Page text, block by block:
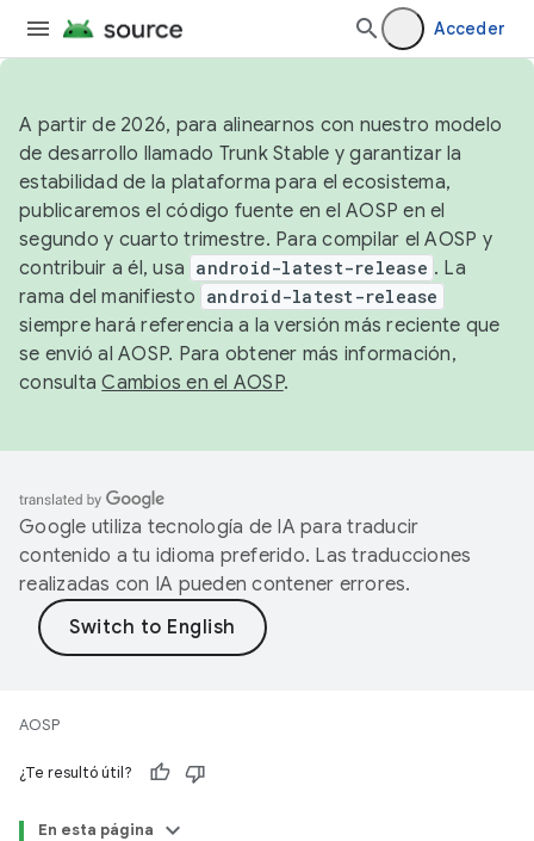
Acceder
A partir de 2026, para alinearnos con nuestro modelo
de desarrollo llamado Trunk Stable y garantizar la
estabilidad de la plataforma para el ecosistema,
publicaremos el código fuente en el AOSP en el
segundo y cuarto trimestre. Para compilar el AOSP y
contribuir a él, usa android-latest-release . La
rama del manifiesto android-latest-release
siempre hará referencia a la versión más reciente que
se envió al AOSP. Para obtener más información,
consultaCambios en el AOSP.
Google utiliza tecnología de IA para traducir
contenido a tu idioma preferido. Las traducciones
realizadas con IA pueden contener errores.
AOSP
¿Te resultó útil?
En esta página